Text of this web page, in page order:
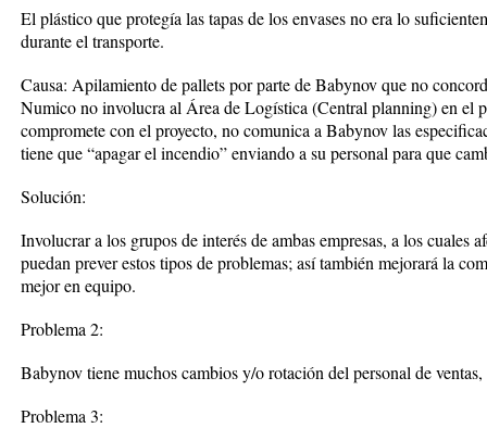
El plástico que protegía las tapas de los envases no era lo
durante el transporte.
Causa: Apilamiento de pallets por parte de Babynov que no
Numico no involucra al Área de Logística (Central planning) en el
compromete con el proyecto, no comunica a Babynov las
tiene que “apagar el incendio” enviando a su personal para que
Solución:
Involucrar a los grupos de interés de ambas empresas, a los cuales
puedan prever estos tipos de problemas; así también mejorará la
mejor en equipo.
Problema 2:
Babynov tiene muchos cambios y/o rotación del personal de
Problema 3: